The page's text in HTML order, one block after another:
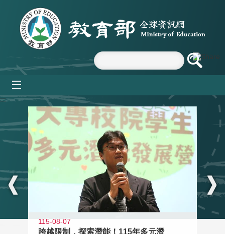
跳到主要內容區塊
:::
115-08-07
跨越限制，探索潛能！115年多元潛